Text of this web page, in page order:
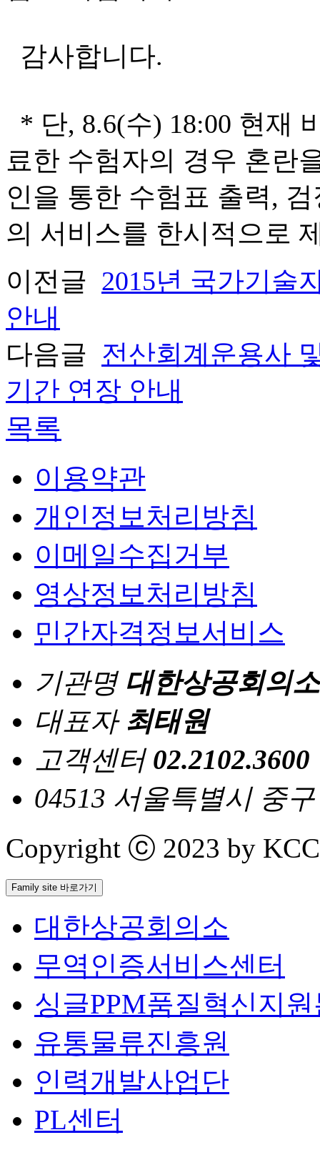
감사합니다.
* 단, 8.6(수) 18:00 현재
료한 수험자의 경우 혼란
인을 통한 수험표 출력,
의 서비스를 한시적으로
이전글 2015년 국가기술
안내
다음글 전산회계운용사
기간 연장 안내
목록
이용약관
개인정보처리방침
이메일수집거부
영상정보처리방침
민간자격정보서비스
기관명 대한상공회의소
대표자 최태원
고객센터 02.2102.3600
04513 서울특별시 중
Copyright ⓒ 2023 by
Family site 바로가기
대한상공회의소
무역인증서비스센터
싱글PPM품질혁신지
유통물류진흥원
인력개발사업단
PL센터